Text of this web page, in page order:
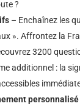
?
– Enchaînez les
». Affrontez la
3200
additionnel : la
personnalisé